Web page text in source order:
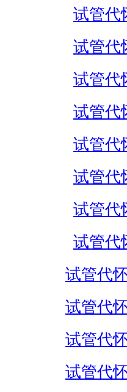
试管代
试管代
试管代
试管代
试管代
试管代
试管代
试管代
试管代
试管代
试管代
试管代